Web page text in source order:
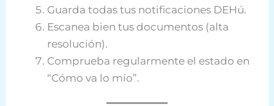
Guarda todas tus notificaciones DEHú.
Escanea bien tus documentos (alta
resolución).
Comprueba regularmente el estado en
“Cómo va lo mío”.